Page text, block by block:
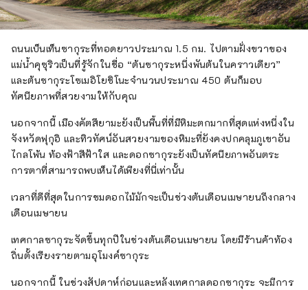
ถนนเบ็นเท็นซากุระที่ทอดยาวประมาณ 1.5 กม. ไปตามฝั่งขวาของ
แม่น้ำคุซุริวเป็นที่รู้จักในชื่อ “ต้นซากุระหนึ่งพันต้นในคราวเดียว”
และต้นซากุระโซเมอิโยชิโนะจำนวนประมาณ 450 ต้นก็มอบ
ทัศนียภาพที่สวยงามให้กับคุณ
นอกจากนี้ เมืองคัตสึยามะยังเป็นพื้นที่ที่มีหิมะตกมากที่สุดแห่งหนึ่งใน
จังหวัดฟุกุอิ และทิวทัศน์อันสวยงามของหิมะที่ยังคงปกคลุมภูเขาอัน
ไกลโพ้น ท้องฟ้าสีฟ้าใส และดอกซากุระยังเป็นทัศนียภาพอันตระ
การตาที่สามารถพบเห็นได้เพียงที่นี่เท่านั้น
เวลาที่ดีที่สุดในการชมดอกไม้มักจะเป็นช่วงต้นเดือนเมษายนถึงกลาง
เดือนเมษายน
เทศกาลซากุระจัดขึ้นทุกปีในช่วงต้นเดือนเมษายน โดยมีร้านค้าท้อง
ถิ่นตั้งเรียงรายตามอุโมงค์ซากุระ
นอกจากนี้ ในช่วงสัปดาห์ก่อนและหลังเทศกาลดอกซากุระ จะมีการ